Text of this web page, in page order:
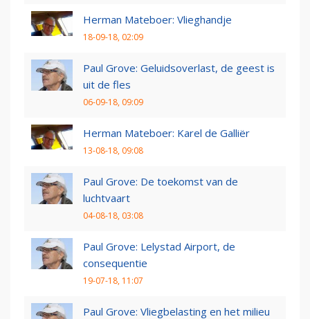
Herman Mateboer: Vlieghandje
18-09-18, 02:09
Paul Grove: Geluidsoverlast, de geest is
uit de fles
06-09-18, 09:09
Herman Mateboer: Karel de Galliër
13-08-18, 09:08
Paul Grove: De toekomst van de
luchtvaart
04-08-18, 03:08
Paul Grove: Lelystad Airport, de
consequentie
19-07-18, 11:07
Paul Grove: Vliegbelasting en het milieu